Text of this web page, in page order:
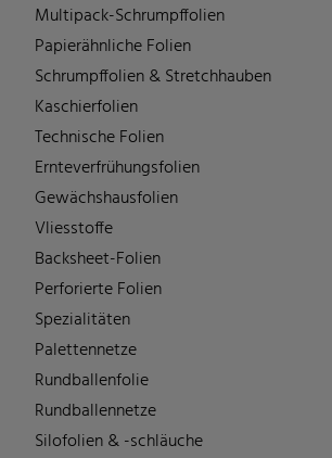
Multipack-Schrumpffolien
Papierähnliche Folien
Schrumpffolien & Stretchhauben
Kaschierfolien
Technische Folien
Ernteverfrühungsfolien
Gewächshausfolien
Vliesstoffe
Backsheet-Folien
Perforierte Folien
Spezialitäten
Palettennetze
Rundballenfolie
Rundballennetze
Silofolien & -schläuche